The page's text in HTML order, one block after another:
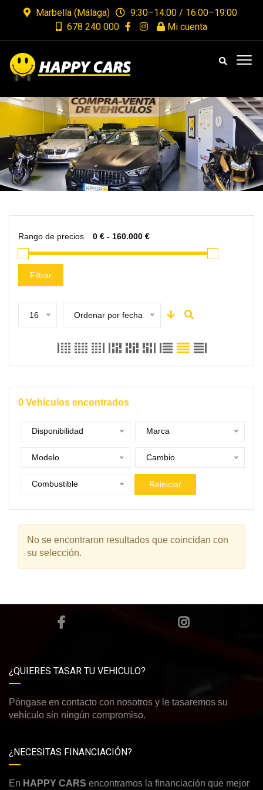
Marbella (Málaga)
9:30–14:00 / 16:00–19:00
678 240 000
Mi cuenta
Rango de precios
Filtrar
16 Ordenar por fecha
0 Vehículos encontrados
Disponibilidad Marca
Modelo Cambio
Combustible Reiniciar
No se encontraron resultados que coincidan con
su selección.
¿QUIERES TASAR TU VEHICULO?
Póngase en contacto con nosotros y le tasaremos su
vehículo sin ningún compromiso.
¿NECESITAS FINANCIACIÓN?
En HAPPY CARS encontramos la financiación que mejor